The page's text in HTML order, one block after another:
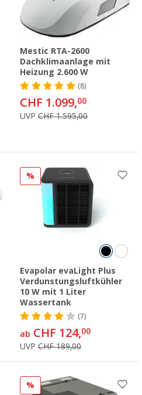
Mestic RTA-2600
Dachklimaanlage mit
Heizung 2.600 W
(8)
CHF 1.099,00
UVP CHF 1.595,00
%
Evapolar evaLight Plus
Verdunstungsluftkühler
10 W mit 1 Liter
Wassertank
(7)
ab CHF 124,00
UVP CHF 189,00
%